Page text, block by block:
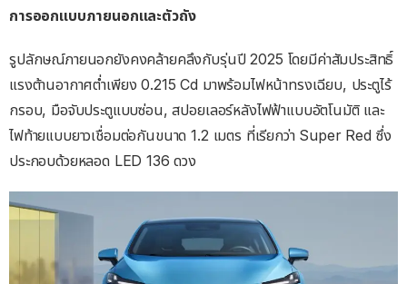
การออกแบบภายนอกและตัวถัง
รูปลักษณ์ภายนอกยังคงคล้ายคลึงกับรุ่นปี 2025 โดยมีค่าสัมประสิทธิ์
แรงต้านอากาศต่ำเพียง 0.215 Cd มาพร้อมไฟหน้าทรงเฉียบ, ประตูไร้
กรอบ, มือจับประตูแบบซ่อน, สปอยเลอร์หลังไฟฟ้าแบบอัตโนมัติ และ
ไฟท้ายแบบยาวเชื่อมต่อกันขนาด 1.2 เมตร ที่เรียกว่า Super Red ซึ่ง
ประกอบด้วยหลอด LED 136 ดวง